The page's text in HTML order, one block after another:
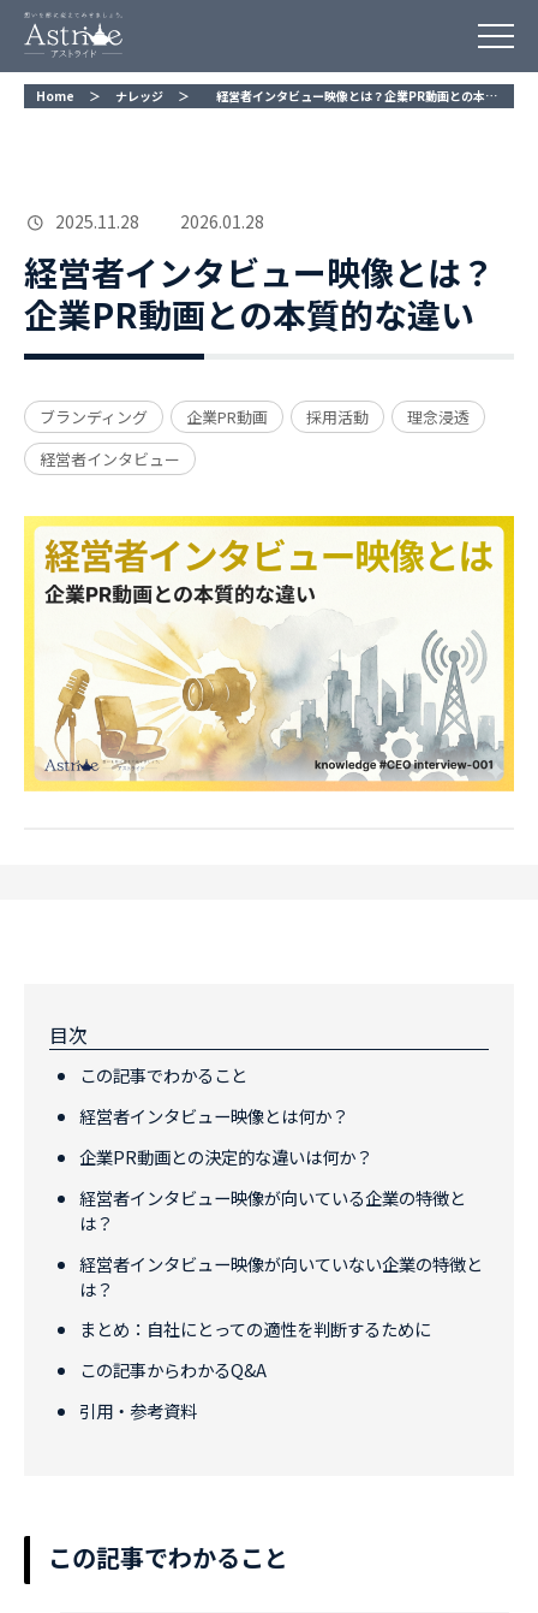
Home ＞ ナレッジ ＞ 経営者インタビュー映像とは？企業PR動画との本質的な違い
2025.11.28 2026.01.28
経営者インタビュー映像とは？
企業PR動画との本質的な違い
ブランディング 企業PR動画 採用活動
理念浸透
経営者インタビュー
目次
この記事でわかること
経営者インタビュー映像とは何か？
企業PR動画との決定的な違いは何か？
経営者インタビュー映像が向いている企業の特徴と
は？
経営者インタビュー映像が向いていない企業の特徴と
は？
まとめ：自社にとっての適性を判断するために
この記事からわかるQ&A
引用・参考資料
この記事でわかること